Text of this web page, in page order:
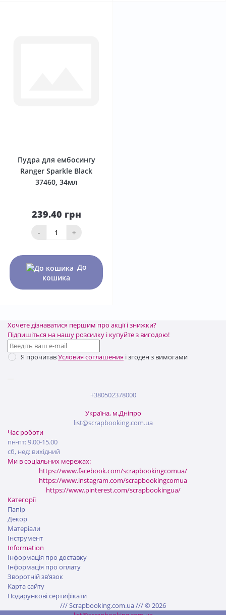
Пудра для ембосингу
Ranger Sparkle Black
37460, 34мл
239.40 грн
- +
До
кошика
Хочете дізнаватися першим про акції і знижки?
Підпишіться на нашу розсилку і купуйте з вигодою!
Я прочитавУсловия соглашения і згоден з вимогами
+380502378000
Україна, м.Дніпро
list@scrapbooking.com.ua
Категорії
Папір
Декор
Матеріали
Інструмент
Information
Інформація про доставку
Інформація про оплату
Зворотній зв’язок
Карта сайту
Подарункові сертифікати
Час роботи
пн-пт: 9.00-15.00
сб, нед: вихідний
Ми в соціальних мережах:
https://www.facebook.com/scrapbookingcomua/
https://www.instagram.com/scrapbookingcomua
https://www.pinterest.com/scrapbookingua/
/// Scrapbooking.com.ua /// © 2026